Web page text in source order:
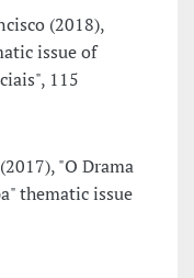
(2018),
issue of
115
"O Drama
thematic issue